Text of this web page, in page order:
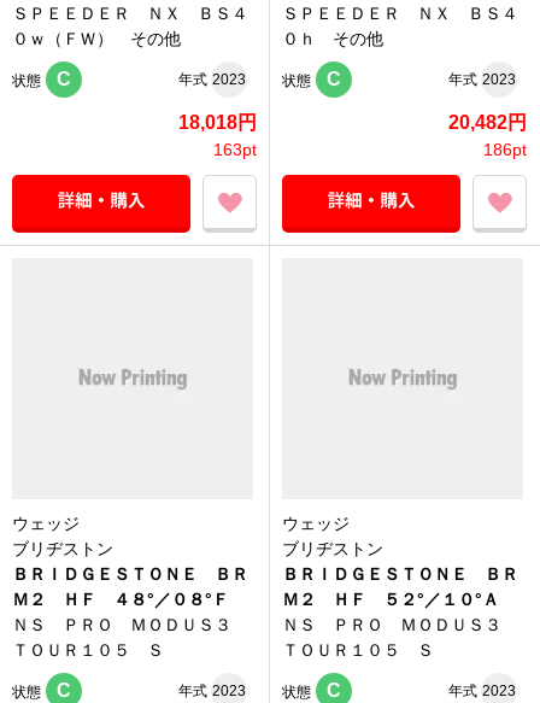
ＳＰＥＥＤＥＲ ＮＸ ＢＳ４
０ｗ（ＦＷ） その他
状態 C 年式 2023
18,018円
163pt
ＳＰＥＥＤＥＲ ＮＸ ＢＳ４
０ｈ その他
状態 C 年式 2023
20,482円
186pt
ウェッジ
ブリヂストン
ＢＲＩＤＧＥＳＴＯＮＥ ＢＲ
Ｍ２ ＨＦ ４８°／０８°Ｆ
ＮＳ ＰＲＯ ＭＯＤＵＳ３
ＴＯＵＲ１０５ Ｓ
状態 C 年式 2023
ウェッジ
ブリヂストン
ＢＲＩＤＧＥＳＴＯＮＥ ＢＲ
Ｍ２ ＨＦ ５２°／１０°Ａ
ＮＳ ＰＲＯ ＭＯＤＵＳ３
ＴＯＵＲ１０５ Ｓ
状態 C 年式 2023